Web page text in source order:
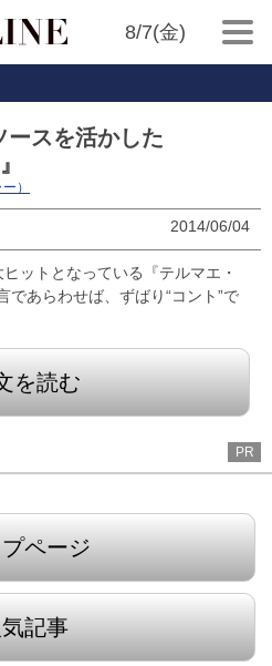
8/7(金)
ースを活かした
）
2014/06/04
ットとなっている『テルマエ・
であらわせば、ずばり“コント”で
を読む
PR
プページ
気記事